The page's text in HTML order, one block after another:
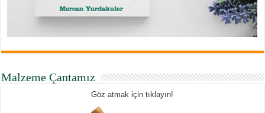
Malzeme Çantamız
Göz atmak için tıklayın!